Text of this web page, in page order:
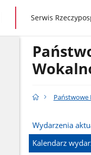
gov.pl
Serwis
Państwowe
Wydarzenia
Kalendarz